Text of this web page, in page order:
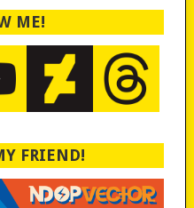
ME!
FRIEND!